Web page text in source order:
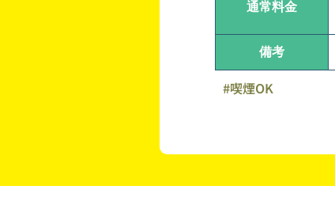
通常料金
備考
#喫煙OK